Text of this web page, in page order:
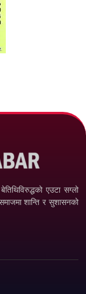
एउटा सग्लो
शान्ति र सुशासनको